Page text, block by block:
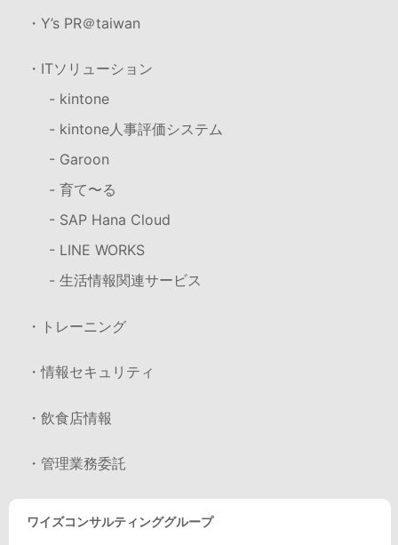
・Y’s PR＠taiwan
・ITソリューション
- kintone
- kintone人事評価システム
- Garoon
- 育て〜る
- SAP Hana Cloud
- LINE WORKS
- 生活情報関連サービス
・トレーニング
・情報セキュリティ
・飲食店情報
・管理業務委託
ワイズコンサルティンググループ